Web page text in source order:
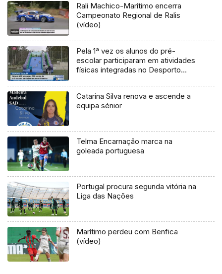
Rali Machico-Marítimo encerra
Campeonato Regional de Ralis
(vídeo)
Pela 1ª vez os alunos do pré-
escolar participaram em atividades
físicas integradas no Desporto
Catarina Silva renova e ascende a
equipa sénior
Telma Encarnação marca na
goleada portuguesa
Portugal procura segunda vitória na
Liga das Nações
Marítimo perdeu com Benfica
(vídeo)